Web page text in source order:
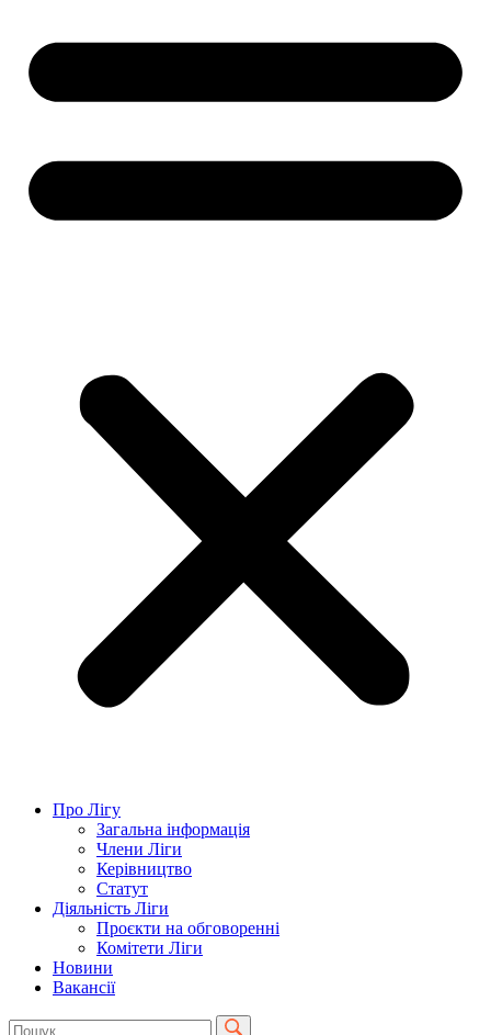
Про Лігу
Загальна інформація
Члени Ліги
Керівництво
Статут
Діяльність Ліги
Проєкти на обговоренні
Комітети Ліги
Новини
Вакансії